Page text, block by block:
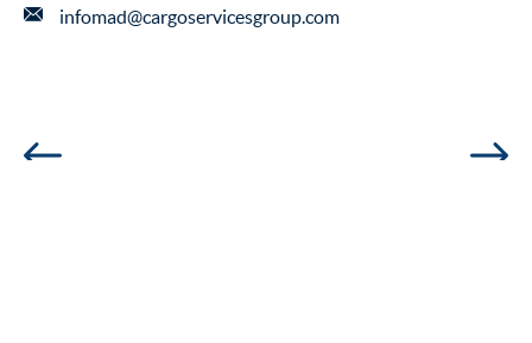
infomad@cargoservicesgroup.com